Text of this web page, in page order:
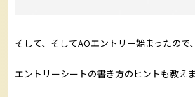
そして、そしてAOエントリー始まったので、
エントリーシートの書き方のヒントも教え